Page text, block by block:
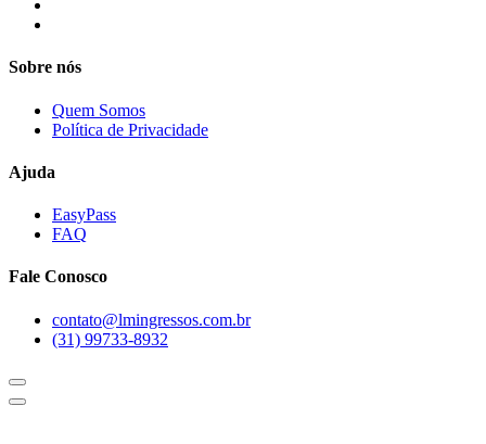
Sobre nós
Quem Somos
Política de Privacidade
Ajuda
EasyPass
FAQ
Fale Conosco
contato@lmingressos.com.br
(31) 99733-8932